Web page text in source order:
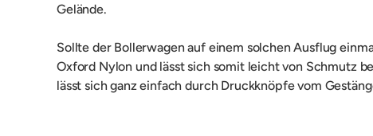
Gelände.
Sollte der Bollerwagen auf einem solchen Ausflug
Oxford Nylon und lässt sich somit leicht von Schmutz
lässt sich ganz einfach durch Druckknöpfe vom